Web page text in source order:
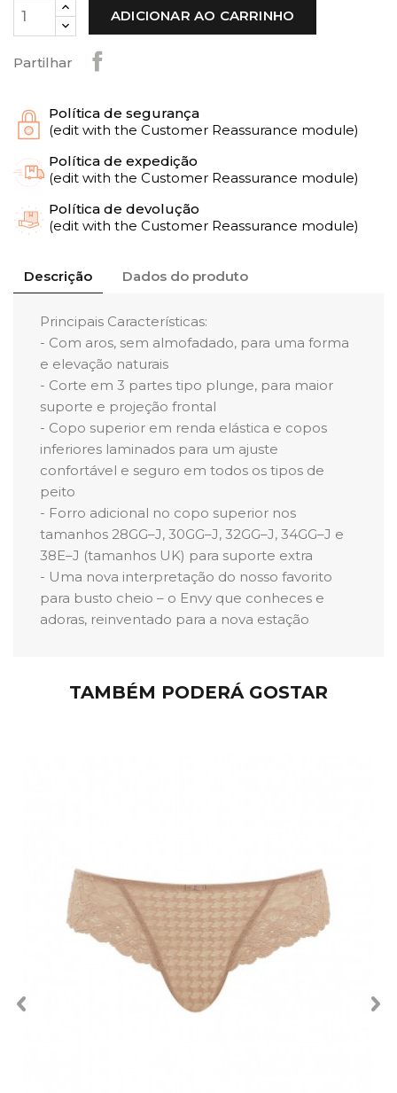
ADICIONAR AO CARRINHO
Partilhar
Política de segurança
(edit with the Customer Reassurance module)
Política de expedição
(edit with the Customer Reassurance module)
Política de devolução
(edit with the Customer Reassurance module)
Descrição Dados do produto
Principais Características:
- Com aros, sem almofadado, para uma forma
e elevação naturais
- Corte em 3 partes tipo plunge, para maior
suporte e projeção frontal
- Copo superior em renda elástica e copos
inferiores laminados para um ajuste
confortável e seguro em todos os tipos de
peito
- Forro adicional no copo superior nos
tamanhos 28GG–J, 30GG–J, 32GG–J, 34GG–J e
38E–J (tamanhos UK) para suporte extra
- Uma nova interpretação do nosso favorito
para busto cheio – o Envy que conheces e
adoras, reinventado para a nova estação
TAMBÉM PODERÁ GOSTAR